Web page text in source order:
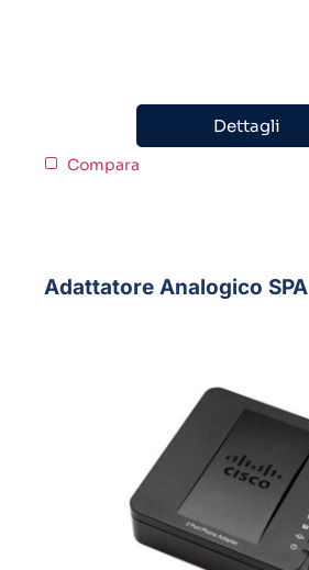
Dettagli
Compara
Adattatore Analogico SPA